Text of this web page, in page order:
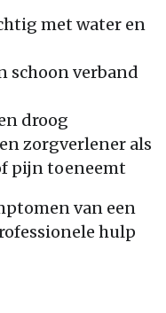
met water en
schoon verband
droog
zorgverlener als
pijn toeneemt
van een
hulp